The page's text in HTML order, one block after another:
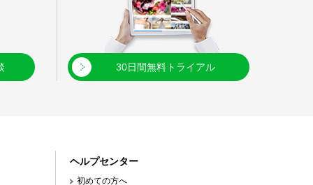
30日間無料トライアル
ヘルプセンター
初めての方へ